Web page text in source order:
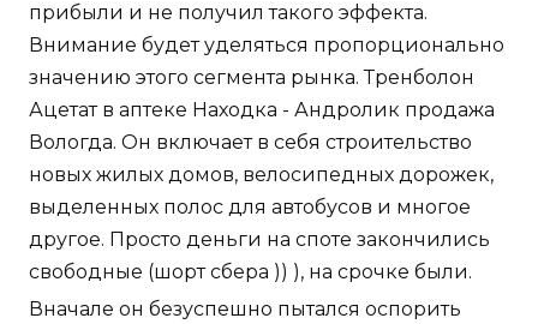
прибыли и не получил такого эффекта.
Внимание будет уделяться пропорционально
значению этого сегмента рынка. Тренболон
Ацетат в аптеке Находка - Андролик продажа
Вологда. Он включает в себя строительство
новых жилых домов, велосипедных дорожек,
выделенных полос для автобусов и многое
другое. Просто деньги на споте закончились
свободные (шорт сбера )) ), на срочке были.
Вначале он безуспешно пытался оспорить